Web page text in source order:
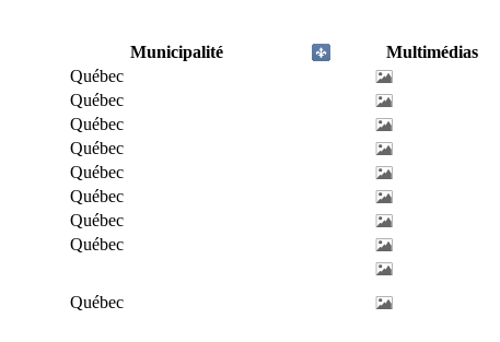
Municipalité
Multimédias
Québec
Québec
Québec
Québec
Québec
Québec
Québec
Québec
Québec